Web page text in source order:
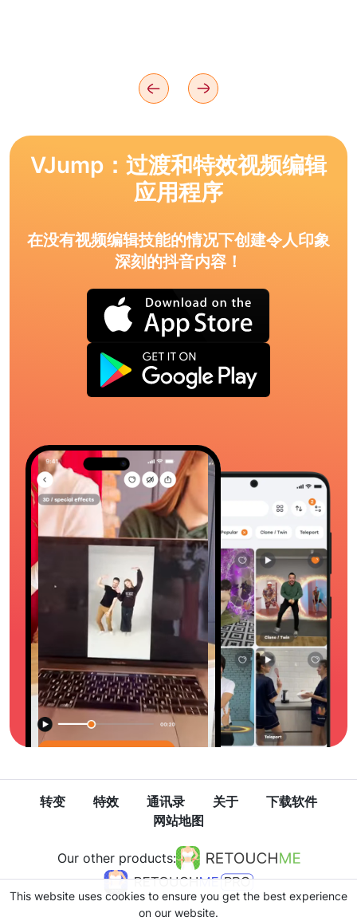
VJump：过渡和特效视频编辑
应用程序
在没有视频编辑技能的情况下创建令人印象
深刻的抖音内容！
转变 特效 通讯录 关于
下载软件
网站地图
Our other products:
This website uses cookies to ensure you get the best experience
on our website.